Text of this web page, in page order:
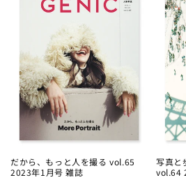
だから、もっと人を撮る vol.65
2023年1月号 雑誌
写真と
vol.64